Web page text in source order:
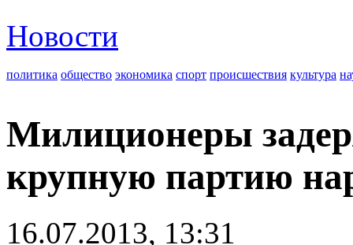
Новости
политика общество экономика спорт происшествия культура
Милиционеры
крупную партию
16.07.2013, 13:31